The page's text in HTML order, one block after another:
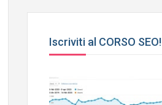
Iscriviti al CORSO SEO!